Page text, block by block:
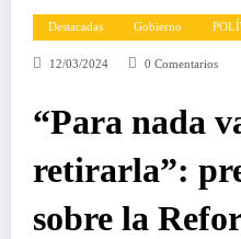
Destacadas Gobierno
12/03/2024 0 Comentarios
“Para nada
retirarla”:
sobre la